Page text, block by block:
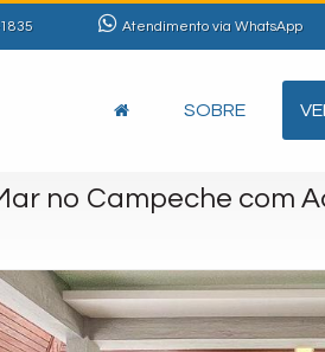
Atendimento via WhatsApp
SOBRE
no Campeche com